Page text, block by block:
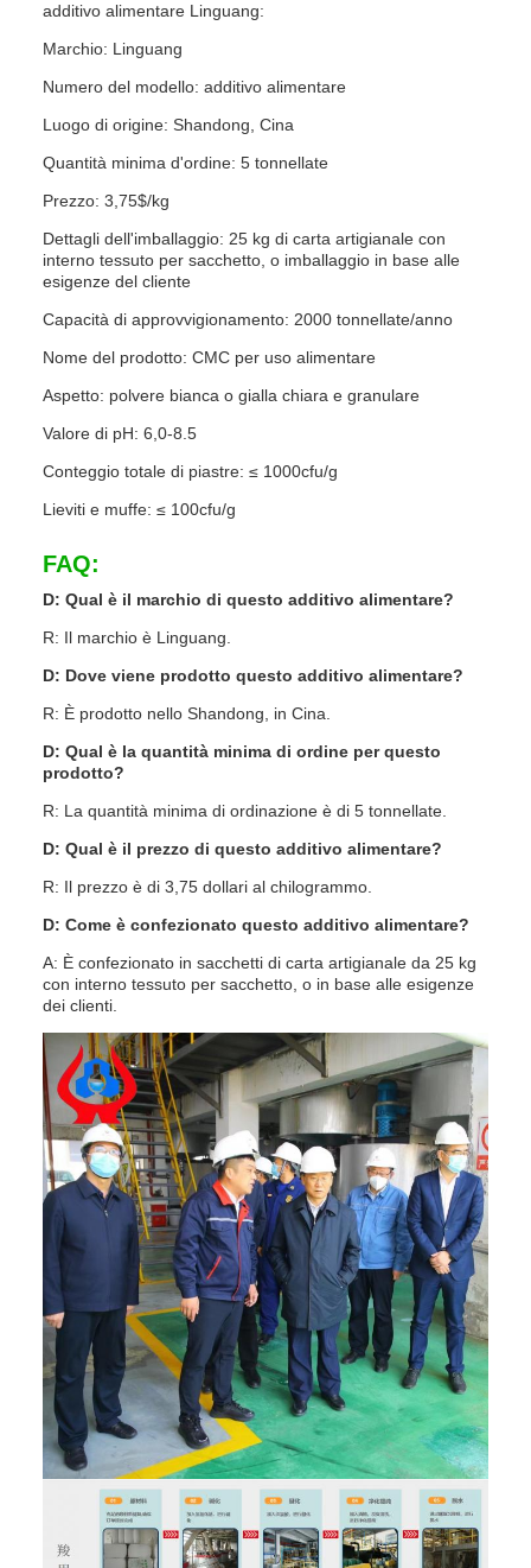
additivo alimentare Linguang:
Marchio: Linguang
Numero del modello: additivo alimentare
Luogo di origine: Shandong, Cina
Quantità minima d'ordine: 5 tonnellate
Prezzo: 3,75$/kg
Dettagli dell'imballaggio: 25 kg di carta artigianale con
interno tessuto per sacchetto, o imballaggio in base alle
esigenze del cliente
Capacità di approvvigionamento: 2000 tonnellate/anno
Nome del prodotto: CMC per uso alimentare
Aspetto: polvere bianca o gialla chiara e granulare
Valore di pH: 6,0-8.5
Conteggio totale di piastre: ≤ 1000cfu/g
Lieviti e muffe: ≤ 100cfu/g
FAQ:
D: Qual è il marchio di questo additivo alimentare?
R: Il marchio è Linguang.
D: Dove viene prodotto questo additivo alimentare?
R: È prodotto nello Shandong, in Cina.
D: Qual è la quantità minima di ordine per questo
prodotto?
R: La quantità minima di ordinazione è di 5 tonnellate.
D: Qual è il prezzo di questo additivo alimentare?
R: Il prezzo è di 3,75 dollari al chilogrammo.
D: Come è confezionato questo additivo alimentare?
A: È confezionato in sacchetti di carta artigianale da 25 kg
con interno tessuto per sacchetto, o in base alle esigenze
dei clienti.